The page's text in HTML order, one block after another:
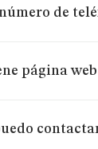
de
página